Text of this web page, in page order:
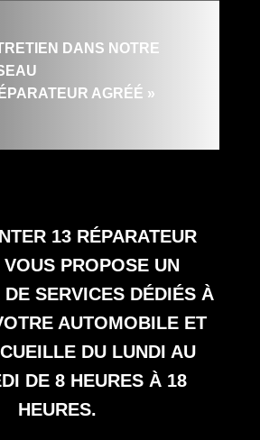
DANS NOTRE
AGRÉÉ »
13 RÉPARATEUR
PROPOSE UN
SERVICES DÉDIÉS À
AUTOMOBILE ET
DU LUNDI AU
DE 8 HEURES À 18
HEURES.